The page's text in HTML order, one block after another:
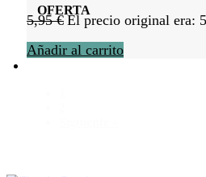
OFERTA
5,95€ El precio original era:
Añadir al carrito